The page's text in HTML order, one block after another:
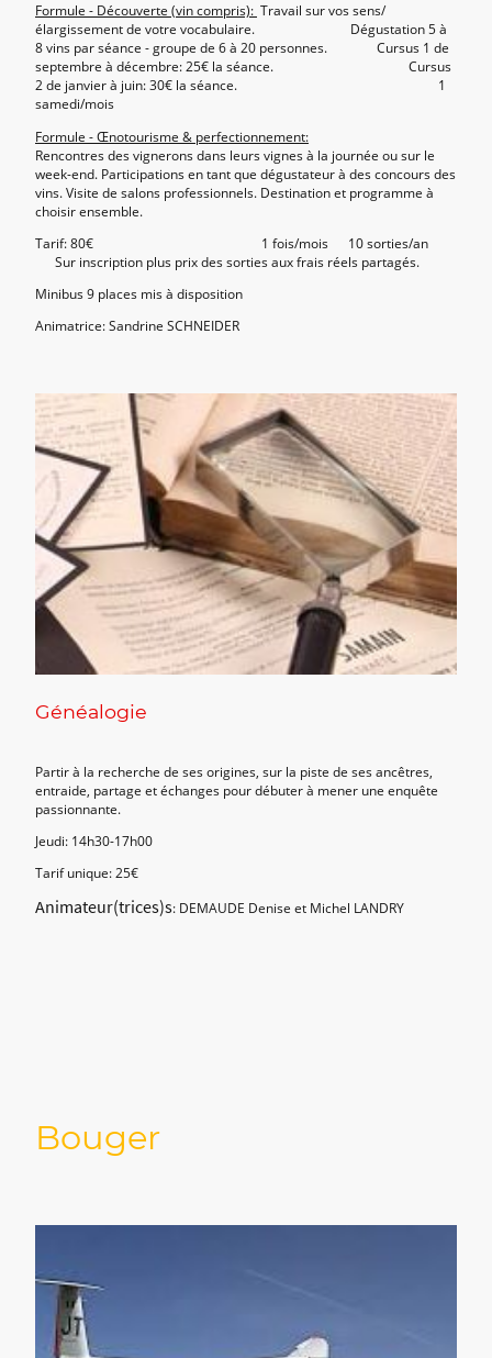
Formule - Découverte (vin compris): Travail sur vos sens/
élargissement de votre vocabulaire. Dégustation 5 à
8 vins par séance - groupe de 6 à 20 personnes. Cursus 1 de
septembre à décembre: 25€ la séance. Cursus
2 de janvier à juin: 30€ la séance. 1
samedi/mois
Formule - Œnotourisme & perfectionnement:
Rencontres des vignerons dans leurs vignes à la journée ou sur le
week-end. Participations en tant que dégustateur à des concours des
vins. Visite de salons professionnels. Destination et programme à
choisir ensemble.
Tarif: 80€ 1 fois/mois 10 sorties/an
Sur inscription plus prix des sorties aux frais réels partagés.
Minibus 9 places mis à disposition
Animatrice: Sandrine SCHNEIDER
Généalogie
Partir à la recherche de ses origines, sur la piste de ses ancêtres,
entraide, partage et échanges pour débuter à mener une enquête
passionnante.
Jeudi: 14h30-17h00
Tarif unique: 25€
Animateur(trices)s: DEMAUDE Denise et Michel LANDRY
Bouger